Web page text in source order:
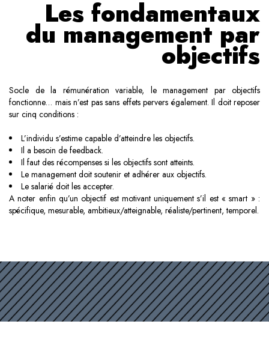
Les fondamentaux
du management par
objectifs
Socle de la rémunération variable, le management par objectifs
fonctionne… mais n’est pas sans effets pervers également. Il doit reposer
sur cinq conditions :
L’individu s’estime capable d’atteindre les objectifs.
Il a besoin de feedback.
Il faut des récompenses si les objectifs sont atteints.
Le management doit soutenir et adhérer aux objectifs.
Le salarié doit les accepter.
A noter enfin qu’un objectif est motivant uniquement s’il est « smart » :
spécifique, mesurable, ambitieux/atteignable, réaliste/pertinent, temporel.